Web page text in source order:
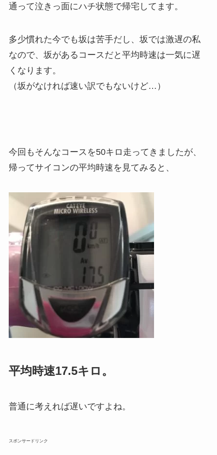
通って泣きっ面にハチ状態で帰宅してます。
多少慣れた今でも坂は苦手だし、坂では激遅の私
なので、坂があるコースだと平均時速は一気に遅
くなります。
（坂がなければ速い訳でもないけど…）
今回もそんなコースを50キロ走ってきましたが、
帰ってサイコンの平均時速を見てみると、
平均時速17.5キロ。
普通に考えれば遅いですよね。
スポンサードリンク